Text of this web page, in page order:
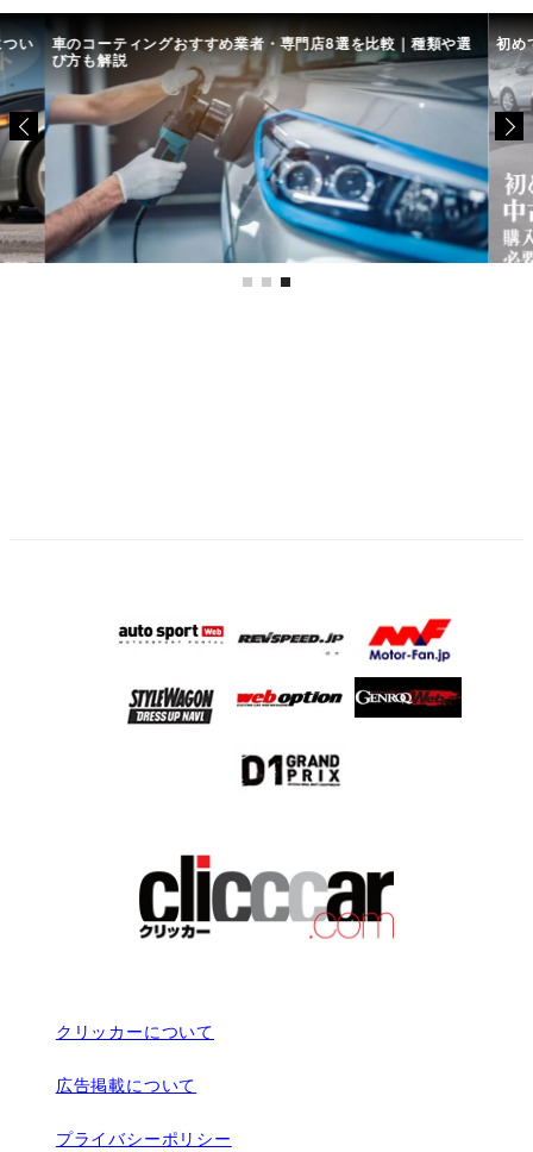
い 車のコーティングおすすめ業者・専門店8選を比較｜種類や選
び方も解説
初め
クリッカーについて
広告掲載について
プライバシーポリシー